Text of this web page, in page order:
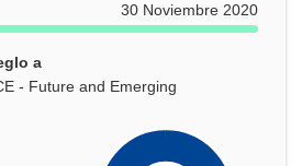
30 Noviembre 2020
a
- Future and Emerging